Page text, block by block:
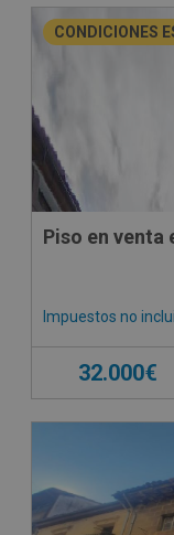
CONDICIONES
Piso en venta
Impuestos no
32.000€